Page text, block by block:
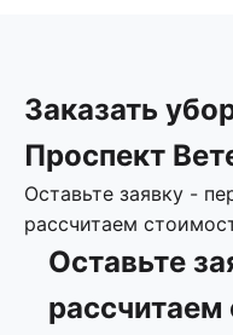
Заказать
Проспект
Оставьте заявку -
рассчитаем
Оставьте
рассчитаем